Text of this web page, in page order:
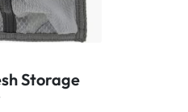
Storage